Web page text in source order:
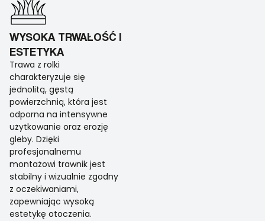
WYSOKA TRWAŁOŚĆ I
ESTETYKA
Trawa z rolki
charakteryzuje się
jednolitą, gęstą
powierzchnią, która jest
odporna na intensywne
użytkowanie oraz erozję
gleby. Dzięki
profesjonalnemu
montażowi trawnik jest
stabilny i wizualnie zgodny
z oczekiwaniami,
zapewniając wysoką
estetykę otoczenia.